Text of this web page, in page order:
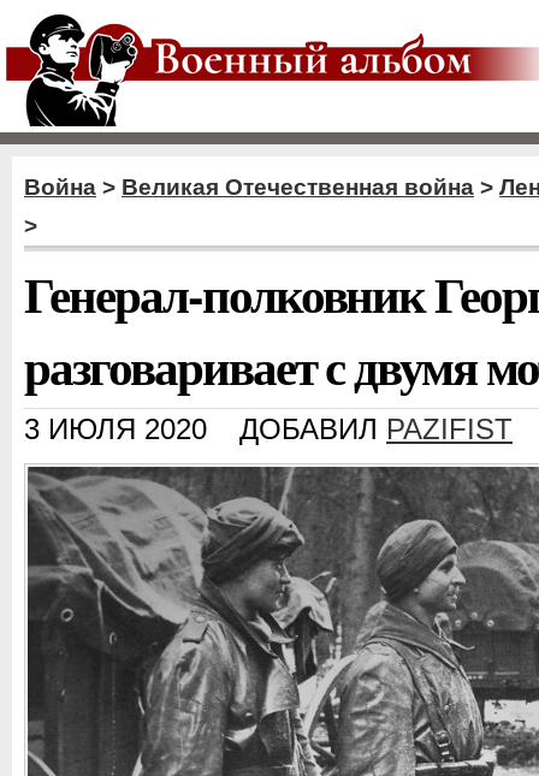
Война > Великая Отечественная война >
>
Генерал-полковник
разговаривает с двумя
3 ИЮЛЯ 2020 ДОБАВИЛ PAZIFIST